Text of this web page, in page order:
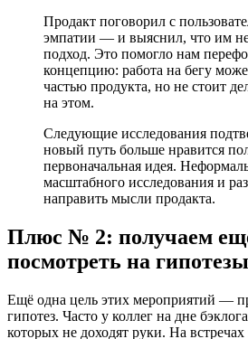
Продакт поговорил с
эмпатии — и выяснил, что им не
подход. Это помогло нам
концепцию: работа на бегу
частью продукта, но не стоит
на этом.
Следующие исследования
новый путь больше нравится
первоначальная идея.
масштабного исследования и
направить мысли продакта.
Плюс № 2: получаем
посмотреть на гипотезы
Ещё одна цель этих мероприятий —
гипотез. Часто у коллег на дне
которых не доходят руки. На